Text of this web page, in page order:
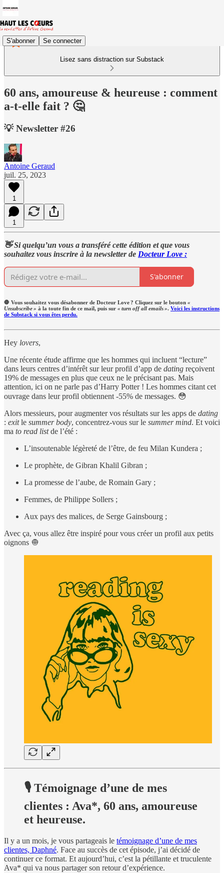
S'abonner Se connecter
Lisez sans distraction sur Substack
60 ans, amoureuse & heureuse : comment
a-t-elle fait ? 🤔
💡 Newsletter #26
Antoine Geraud
juil. 25, 2023
1
1
👋 Si quelqu’un vous a transféré cette édition et que vous
souhaitez vous inscrire à la newsletter de Docteur Love :
S'abonner
🛑 Vous souhaitez vous désabonner de Docteur Love ? Cliquez sur le bouton «
Unsubscribe » à la toute fin de ce mail, puis sur « turn off all emails ». Voici les instructions
de Substack si vous êtes perdu.
Hey lovers,
Une récente étude affirme que les hommes qui incluent “lecture”
dans leurs centres d’intérêt sur leur profil d’app de dating reçoivent
19% de messages en plus que ceux ne le précisant pas. Mais
attention, ici on ne parle pas d’Harry Potter ! Les hommes citant cet
ouvrage dans leur profil obtiennent -55% de messages. 😳
Alors messieurs, pour augmenter vos résultats sur les apps de dating
: exitle summer body, concentrez-vous sur le summer mind. Et voici
ma to read listde l’été :
L’insoutenable légèreté de l’être, de feu Milan Kundera ;
Le prophète, de Gibran Khalil Gibran ;
La promesse de l’aube, de Romain Gary ;
Femmes, de Philippe Sollers ;
Aux pays des malices, de Serge Gainsbourg ;
Avec ça, vous allez être inspiré pour vous créer un profil aux petits
oignons 🧅
🎙️ Témoignage d’une de mes
clientes : Ava*, 60 ans, amoureuse
et heureuse.
Il y a un mois, je vous partageais le témoignage d’une de mes
clientes, Daphné. Face au succès de cet épisode, j’ai décidé de
continuer ce format. Et aujourd’hui, c’est la pétillante et truculente
Ava* qui va nous partager son retour d’expérience.